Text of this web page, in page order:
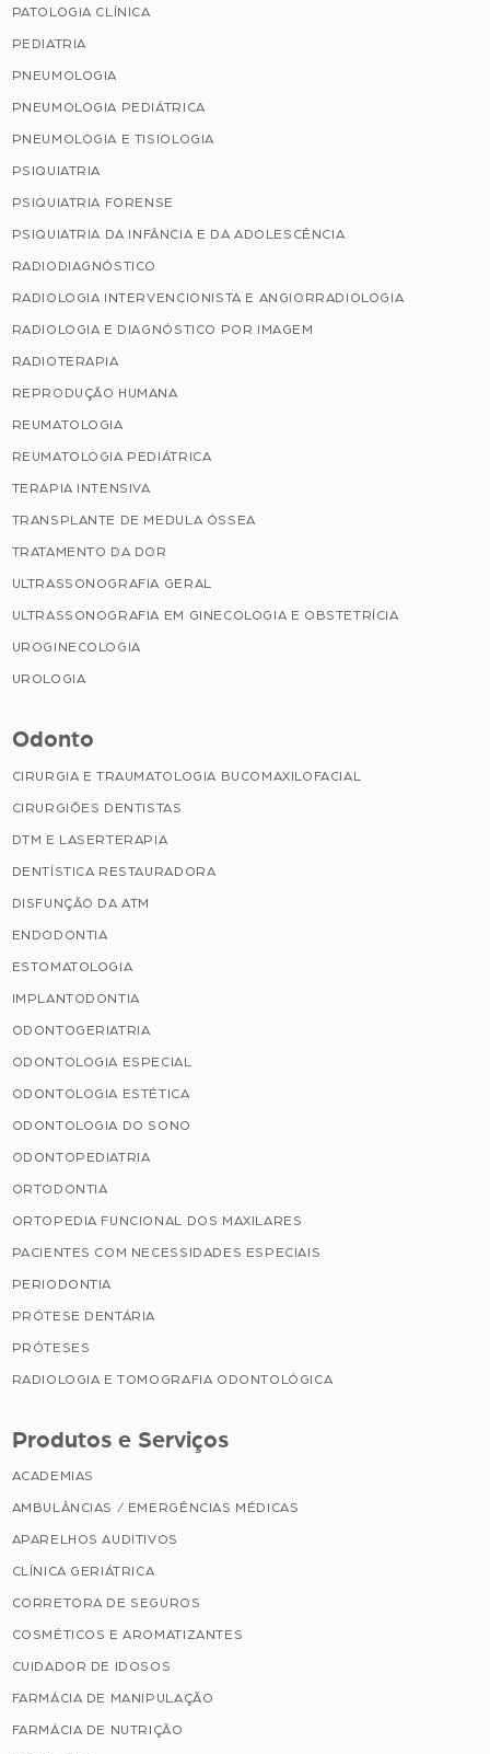
PATOLOGIA CLÍNICA
PEDIATRIA
PNEUMOLOGIA
PNEUMOLOGIA PEDIÁTRICA
PNEUMOLOGIA E TISIOLOGIA
PSIQUIATRIA
PSIQUIATRIA FORENSE
PSIQUIATRIA DA INFÂNCIA E DA ADOLESCÊNCIA
RADIODIAGNÓSTICO
RADIOLOGIA INTERVENCIONISTA E ANGIORRADIOLOGIA
RADIOLOGIA E DIAGNÓSTICO POR IMAGEM
RADIOTERAPIA
REPRODUÇÃO HUMANA
REUMATOLOGIA
REUMATOLOGIA PEDIÁTRICA
TERAPIA INTENSIVA
TRANSPLANTE DE MEDULA ÓSSEA
TRATAMENTO DA DOR
ULTRASSONOGRAFIA GERAL
ULTRASSONOGRAFIA EM GINECOLOGIA E OBSTETRÍCIA
UROGINECOLOGIA
UROLOGIA
Odonto
CIRURGIA E TRAUMATOLOGIA BUCOMAXILOFACIAL
CIRURGIÕES DENTISTAS
DTM E LASERTERAPIA
DENTÍSTICA RESTAURADORA
DISFUNÇÃO DA ATM
ENDODONTIA
ESTOMATOLOGIA
IMPLANTODONTIA
ODONTOGERIATRIA
ODONTOLOGIA ESPECIAL
ODONTOLOGIA ESTÉTICA
ODONTOLOGIA DO SONO
ODONTOPEDIATRIA
ORTODONTIA
ORTOPEDIA FUNCIONAL DOS MAXILARES
PACIENTES COM NECESSIDADES ESPECIAIS
PERIODONTIA
PRÓTESE DENTÁRIA
PRÓTESES
RADIOLOGIA E TOMOGRAFIA ODONTOLÓGICA
Produtos e Serviços
ACADEMIAS
AMBULÂNCIAS / EMERGÊNCIAS MÉDICAS
APARELHOS AUDITIVOS
CLÍNICA GERIÁTRICA
CORRETORA DE SEGUROS
COSMÉTICOS E AROMATIZANTES
CUIDADOR DE IDOSOS
FARMÁCIA DE MANIPULAÇÃO
FARMÁCIA DE NUTRIÇÃO